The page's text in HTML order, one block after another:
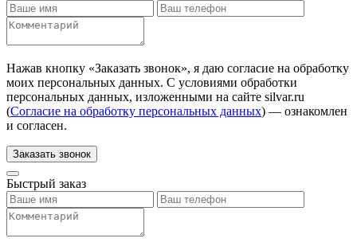
Нажав кнопку «Заказать звонок», я даю согласие на обработку
моих персональных данных. С условиями обработки
персональных данных, изложенными на сайте silvar.ru
(Согласие на обработку персональных данных) — ознакомлен
и согласен.
Заказать звонок
Быстрый заказ